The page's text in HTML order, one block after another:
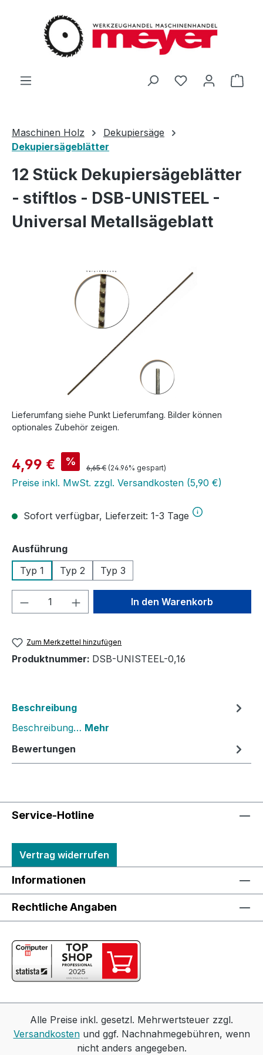
Zum Hauptinhalt springen
Du hast 0
Maschinen Holz
Dekupiersäge
Dekupiersägeblätter
12 Stück Dekupiersägeblätter
- stiftlos - DSB-UNISTEEL -
Universal Metallsägeblatt
Lieferumfang siehe Punkt Lieferumfang. Bilder können
optionales Zubehör zeigen.
Verkaufspreis:
4,99 € % Regulärer Preis:
6,65 € (24.96% gespart)
Preise inkl. MwSt. zzgl. Versandkosten (5,90 €)
Sofort verfügbar, Lieferzeit: 1-3 Tage
Ausführungauswählen
Typ 1
Typ 2 Typ 3
Produkt Anzahl: Gib denIn den Warenkorb
Zum Merkzettel hinzufügen
Produktnummer: DSB-UNISTEEL-0,16
Beschreibung
Beschreibung… Mehr
Bewertungen
Service-Hotline
Vertrag widerrufen
Informationen
Rechtliche Angaben
Alle Preise inkl. gesetzl. Mehrwertsteuer zzgl.
Versandkostenund ggf. Nachnahmegebühren, wenn
nicht anders angegeben.